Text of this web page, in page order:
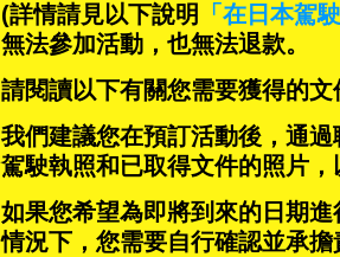
(詳情請見以下說明
「在日本駕
無法參加活動，也無法退款。
請閱讀以下有關您需要獲得的文
我們建議您在預訂活動後，通
駕駛執照和已取得文件的照片，
如果您希望為即將到來的日期
情況下，您需要自行確認並承擔